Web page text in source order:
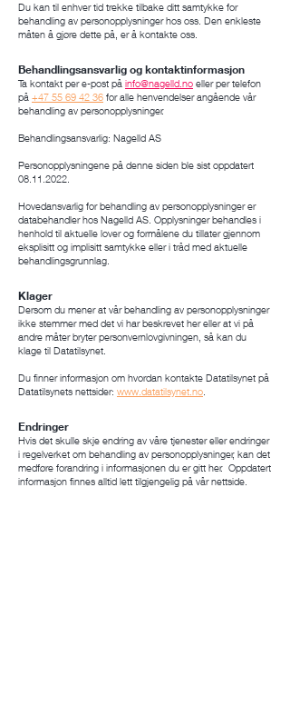
Du kan til enhver tid trekke tilbake ditt samtykke for
behandling av personopplysninger hos oss. Den enkleste
måten å gjøre dette på, er å kontakte oss.
Behandlingsansvarlig og kontaktinformasjon
Ta kontakt per e-post på info@nagelld.no eller per telefon
på +47 55 69 42 36 for alle henvendelser angående vår
behandling av personopplysninger.
Behandlingsansvarlig: Nagelld AS
Personopplysningene på denne siden ble sist oppdatert
08.11.2022.
Hovedansvarlig for behandling av personopplysninger er
databehandler hos Nagelld AS. Opplysninger behandles i
henhold til aktuelle lover og formålene du tillater gjennom
eksplisitt og implisitt samtykke eller i tråd med aktuelle
behandlingsgrunnlag.
Klager
Dersom du mener at vår behandling av personopplysninger
ikke stemmer med det vi har beskrevet her eller at vi på
andre måter bryter personvernlovgivningen, så kan du
klage til Datatilsynet.
Du finner informasjon om hvordan kontakte Datatilsynet på
Datatilsynets nettsider: www.datatilsynet.no
Endringer
Hvis det skulle skje endring av våre tjenester eller endringer
i regelverket om behandling av personopplysninger, kan det
medføre forandring i informasjonen du er gitt her. Oppdatert
informasjon finnes alltid lett tilgjengelig på vår nettside.